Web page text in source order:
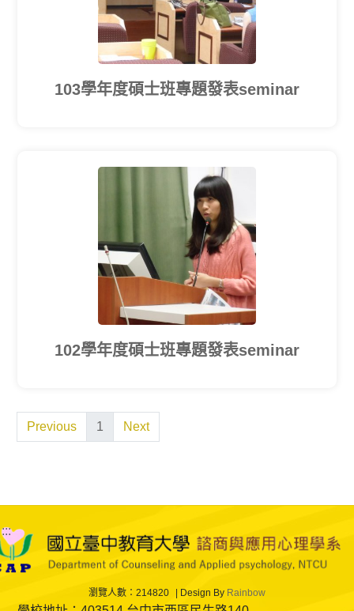
103學年度碩士班專題發表seminar
102學年度碩士班專題發表seminar
Previous 1 Next
:::
瀏覽人數：214820 Design By Rainbow